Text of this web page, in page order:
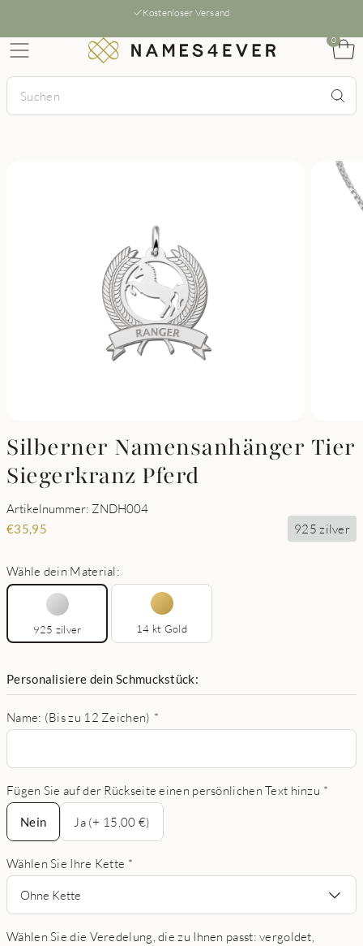
Kostenloser Versand
0
Silberner Namensanhänger Tier
Siegerkranz Pferd
Artikelnummer: ZNDH004
€35,95 925 zilver
Wähle dein Material:
925 zilver 14 kt Gold
Personalisiere dein Schmuckstück:
Name: (Bis zu 12 Zeichen) *
Fügen Sie auf der Rückseite einen persönlichen Text hinzu *
Nein
Nein
Ja (+ 15,00 €)
Wählen Sie Ihre Kette *
Ohne Kette
Wählen Sie die Veredelung, die zu Ihnen passt: vergoldet,